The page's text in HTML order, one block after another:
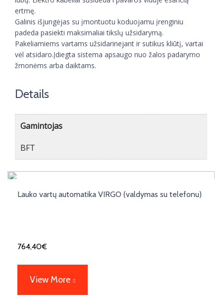
ertmę.
Galinis išjungėjas su įmontuotu koduojamu įrenginiu
padeda pasiekti maksimaliai tikslų užsidarymą.
Pakeliamiems vartams užsidarinejant ir sutikus kliūtį, vartai
vėl atsidaro.Įdiegta sistema apsaugo nuo žalos padarymo
žmonėms arba daiktams.
Details
Gamintojas
BFT
Lauko vartų automatika VIRGO (valdymas su telefonu)
764,40€
View More